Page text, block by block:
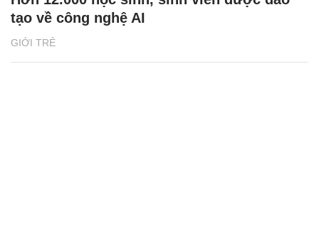
GIỚI TRẺ
tạo về công nghệ AI